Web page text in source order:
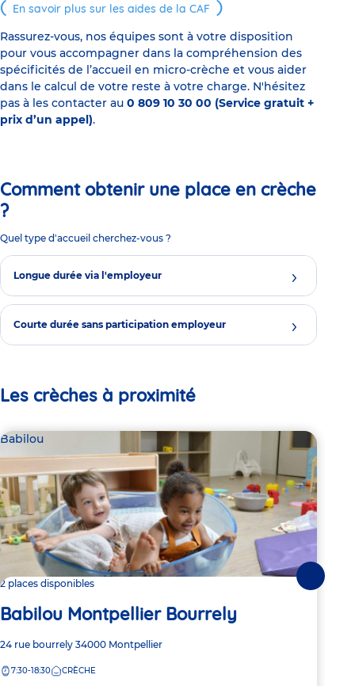
En savoir plus sur les aides de la CAF
Rassurez-vous, nos équipes sont à votre disposition
pour vous accompagner dans la compréhension des
spécificités de l’accueil en micro-crèche et vous aider
dans le calcul de votre reste à votre charge. N'hésitez
pas à les contacter au 0 809 10 30 00 (Service gratuit +
prix d’un appel).
Comment obtenir une place en crèche
?
Quel type d'accueil cherchez-vous ?
Longue durée via l'employeur
Courte durée sans participation employeur
Les crèches à proximité
Babilou
2 places disponibles
Babilou Montpellier Bourrely
Adresse
la
24 rue bourrely 34000 Montpellier
7:30-18:30 CRÈCHE